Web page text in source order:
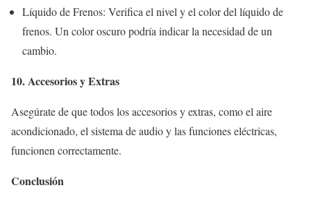
Líquido de Frenos: Verifica el nivel y el color del líquido de
frenos. Un color oscuro podría indicar la necesidad de un
cambio.
10. Accesorios y Extras
Asegúrate de que todos los accesorios y extras, como el aire
acondicionado, el sistema de audio y las funciones eléctricas,
funcionen correctamente.
Conclusión